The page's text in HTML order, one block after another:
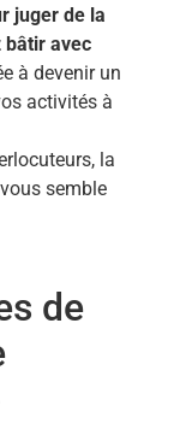
juger de la
bâtir avec
à devenir un
activités à
la
semble
de